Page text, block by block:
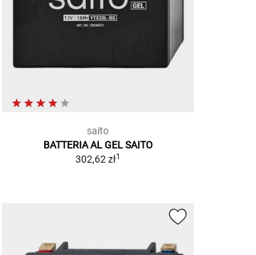
saito
BATTERIA AL GEL SAITO
302,62 zł1